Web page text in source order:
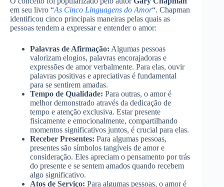
em seu livro “As Cinco Linguagens do Amor“. Chapman
identificou cinco principais maneiras pelas quais as
pessoas tendem a expressar e entender o amor:
Palavras de Afirmação: Algumas pessoas
valorizam elogios, palavras encorajadoras e
expressões de amor verbalmente. Para elas, ouvir
palavras positivas e apreciativas é fundamental
para se sentirem amadas.
Tempo de Qualidade: Para outras, o amor é
melhor demonstrado através da dedicação de
tempo e atenção exclusiva. Estar presente
fisicamente e emocionalmente, compartilhando
momentos significativos juntos, é crucial para elas.
Receber Presentes: Para algumas pessoas,
presentes são símbolos tangíveis de amor e
consideração. Eles apreciam o pensamento por trás
do presente e se sentem amados quando recebem
algo significativo.
Atos de Serviço: Para algumas pessoas, o amor é